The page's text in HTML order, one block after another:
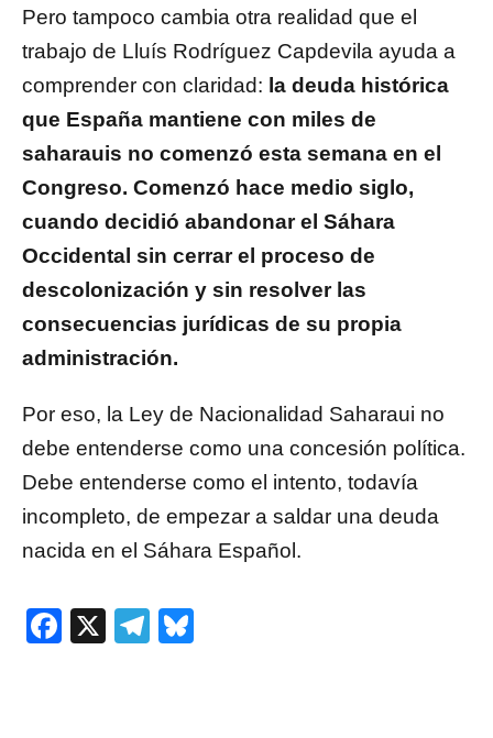
Pero tampoco cambia otra realidad que el
trabajo de Lluís Rodríguez Capdevila ayuda a
comprender con claridad: la deuda histórica
que España mantiene con miles de
saharauis no comenzó esta semana en el
Congreso. Comenzó hace medio siglo,
cuando decidió abandonar el Sáhara
Occidental sin cerrar el proceso de
descolonización y sin resolver las
consecuencias jurídicas de su propia
administración.
Por eso, la Ley de Nacionalidad Saharaui no
debe entenderse como una concesión política.
Debe entenderse como el intento, todavía
incompleto, de empezar a saldar una deuda
nacida en el Sáhara Español.
Facebook
X Telegram